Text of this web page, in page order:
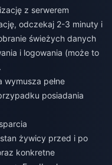
z serwerem
odczekaj 2-3 minuty i
świeżych danych
i logowania (może to
wymusza pełne
posiadania
żywicy przed i po
konkretne